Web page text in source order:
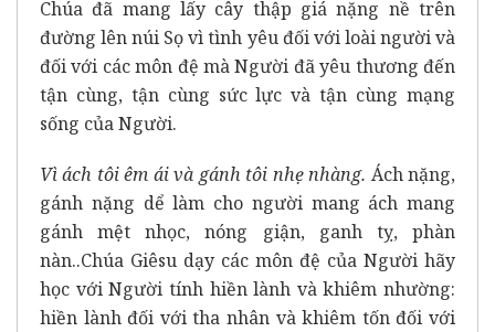
Chúa đã mang lấy cây thập giá nặng nề trên
đường lên núi Sọ vì tình yêu đối với loài người và
đối với các môn đệ mà Người đã yêu thương đến
tận cùng, tận cùng sức lực và tận cùng mạng
sống của Người.
Vì ách tôi êm ái và gánh tôi nhẹ nhàng. Ách nặng,
gánh nặng dể làm cho người mang ách mang
gánh mệt nhọc, nóng giận, ganh tỵ, phàn
nàn..Chúa Giêsu dạy các môn đệ của Người hãy
học với Người tính hiền lành và khiêm nhường:
hiền lành đối với tha nhân và khiêm tốn đối với